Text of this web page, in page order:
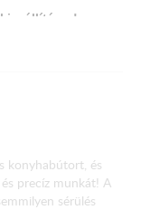
konyhabútort, és
precíz munkát! A
sérülés